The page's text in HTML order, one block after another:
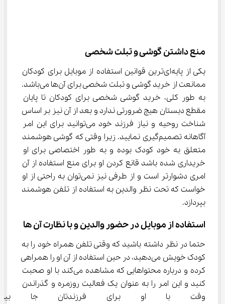
منع داشتن گوشی و تبلت شخصی
یکی از پایه‌ای‌ترین قوانین استفاده از موبایل برای کودکان
ممانعت از خرید گوشی و تبلت شخصی برای آن‌ها می‌باشد.
به طور کلی، خرید گوشی شخصی برای کودکان تا پایان
مقطع دبستان هیچ ضرورتی ندارد و بعد از آن نیز بر اساس
شناخت روحیه و نیاز فرزند خود می‌توانید برای این امر
آگاهانه تصمیم‌گیری نمایید. زیرا وقتی که گوشی هوشمند
متعلق به خود کودک بوده و به طور اختصاصی برای او
خریداری شده باشد قانع کردن او برای منع استفاده از آن
امری دشوارتر است و از طرفی نیز نمی‌توان به راحتی از او
خواست که تحت نظر والدین به استفاده از تلفن هوشمند
بپردازد.
استفاده از موبایل در حضور والدین و با نظارت آن ها
حتما در نظر داشته باشید که وقتی تلفن همراه خود را به
کودک خویش می‌دهید، در حین استفاده از آن او را همراهی
کرده و درباره محتواهایی که مشاهده می‌کند با او صحبت
کنید و این امر را به عنوان یک فعالیت روزمره و گذراندن
وقت با او برای فرزندتان جا